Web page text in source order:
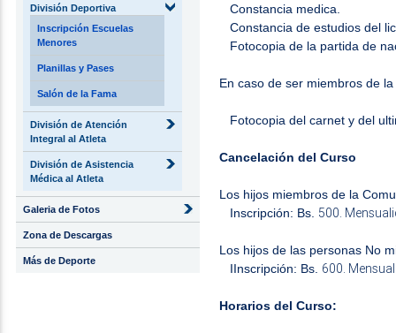
División Deportiva
Inscripción Escuelas
Menores
Planillas y Pases
Salón de la Fama
División de Atención
Integral al Atleta
División de Asistencia
Médica al Atleta
Galeria de Fotos
Zona de Descargas
Más de Deporte
Constancia medica.
Constancia de estudios del
Fotocopia de la partida de
En caso de ser miembros de
Fotocopia del carnet y del
Cancelación del Curso
Los hijos miembros de la
Inscripción: Bs. 500.
Los hijos de las personas No
IInscripción: Bs. 600.
Horarios del Curso: